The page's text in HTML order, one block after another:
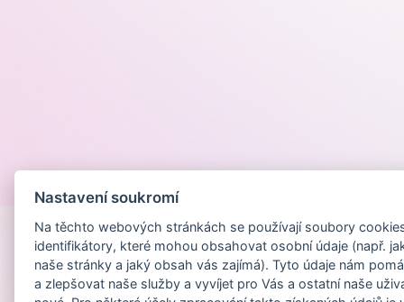
Nastavení soukromí
Na těchto webových stránkách se používají soubory
identifikátory, které mohou obsahovat osobní údaje (např.
naše stránky a jaký obsah vás zajímá). Tyto údaje nám
a zlepšovat naše služby a vyvíjet pro Vás a ostatní naše